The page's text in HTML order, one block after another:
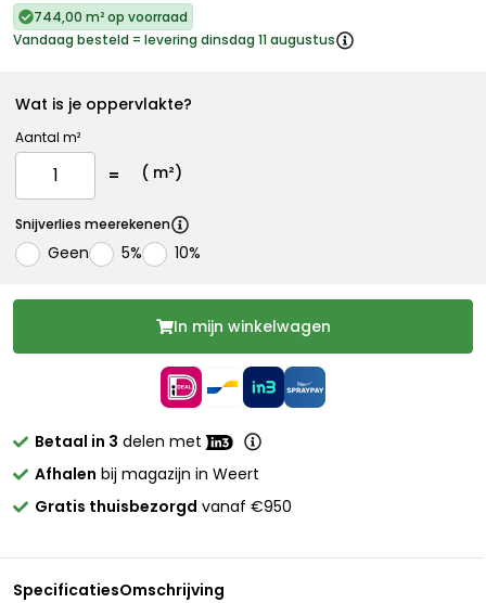
744,00 m² op voorraad
Vandaag besteld = levering dinsdag 11 augustus
Wat is je oppervlakte?
Aantal m²
( m²)
Snijverlies meerekenen
Geen 5% 10%
In mijn winkelwagen
Betaal in 3 delen met
Afhalen bij magazijn in Weert
Gratis thuisbezorgd vanaf €950
SpecificatiesOmschrijving